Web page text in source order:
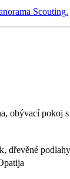
obývací pokoj
dřevěné podlahy